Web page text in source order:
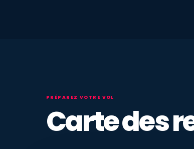
PRÉPAREZ VOTRE VOL
Carte des